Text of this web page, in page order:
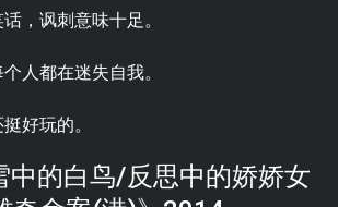
，讽刺意味十足。
人都在迷失自我。
好玩的。
中的白鸟/反思中的娇娇女